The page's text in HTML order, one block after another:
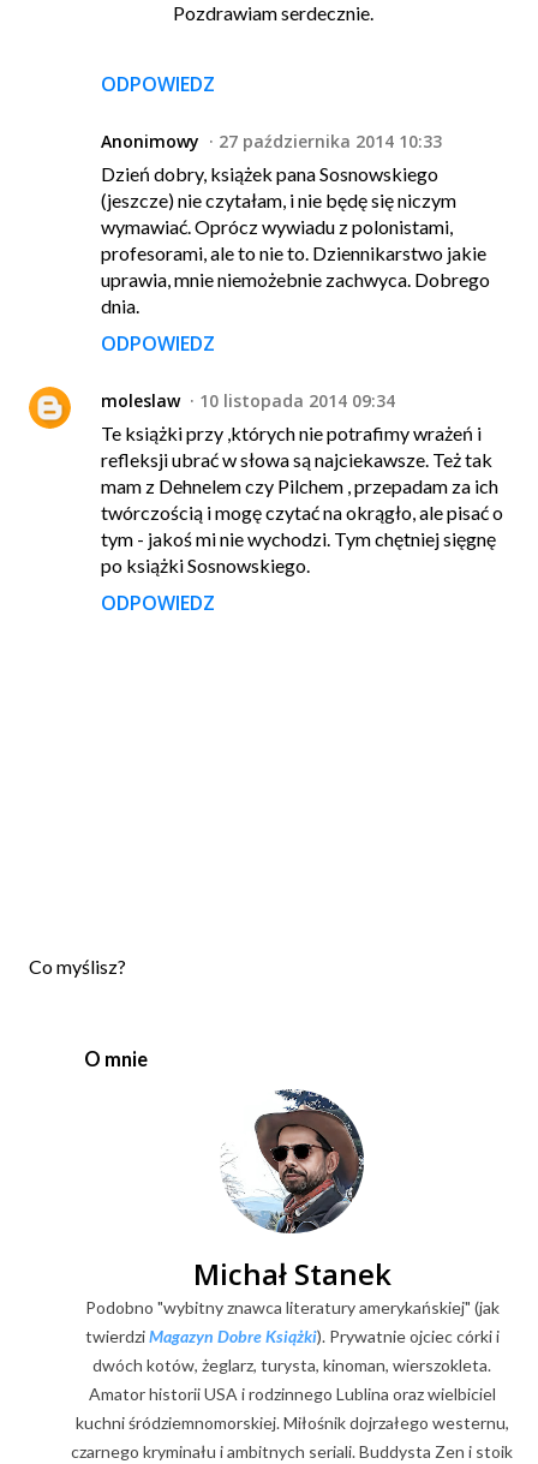
ODPOWIEDZ
Pozdrawiam serdecznie.
Anonimowy
27 października 2014 10:33
Dzień dobry, książek pana Sosnowskiego
(jeszcze) nie czytałam, i nie będę się niczym
wymawiać. Oprócz wywiadu z polonistami,
profesorami, ale to nie to. Dziennikarstwo jakie
uprawia, mnie niemożebnie zachwyca. Dobrego
dnia.
ODPOWIEDZ
moleslaw
10 listopada 2014 09:34
Te książki przy ,których nie potrafimy wrażeń i
refleksji ubrać w słowa są najciekawsze. Też tak
mam z Dehnelem czy Pilchem , przepadam za ich
twórczością i mogę czytać na okrągło, ale pisać o
tym - jakoś mi nie wychodzi. Tym chętniej sięgnę
po książki Sosnowskiego.
ODPOWIEDZ
P
Co myślisz?
O mnie
Michał Stanek
Podobno "wybitny znawca literatury amerykańskiej" (jak
twierdziMagazyn Dobre Książki). Prywatnie ojciec córki i
dwóch kotów, żeglarz, turysta, kinoman, wierszokleta.
Amator historii USA i rodzinnego Lublina oraz wielbiciel
kuchni śródziemnomorskiej. Miłośnik dojrzałego westernu,
czarnego kryminału i ambitnych seriali. Buddysta Zen i stoik